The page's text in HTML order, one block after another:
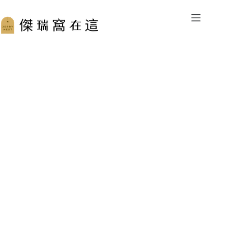
至
主